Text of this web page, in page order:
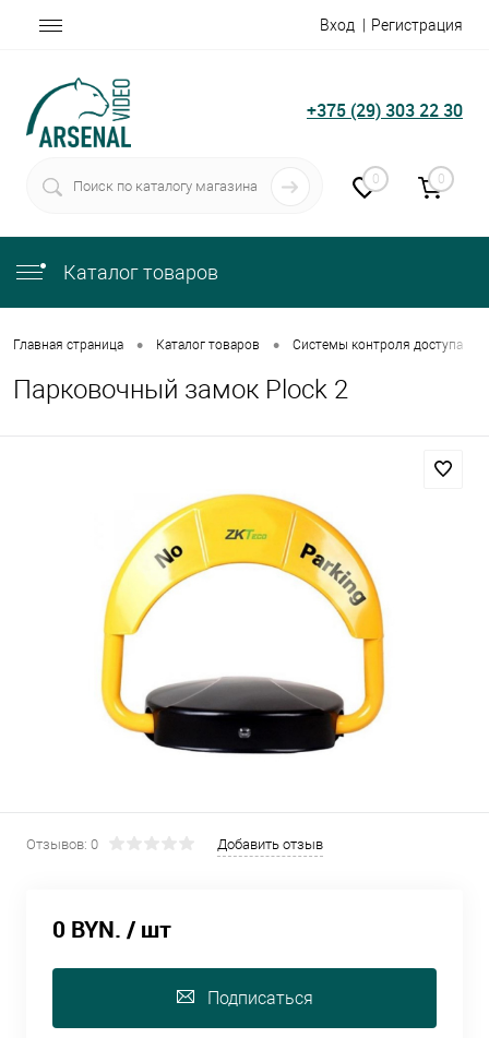
Вход Регистрация
+375 (29) 303 22 30
0 0
Каталог товаров
Главная страница • Каталог товаров • Системы контроля доступа
Парковочный замок Plock 2
Отзывов: 0 Добавить отзыв
0 BYN. / шт
Подписаться